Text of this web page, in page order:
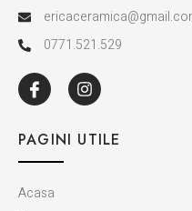
0771.521.529
PAGINI UTILE
Acasa